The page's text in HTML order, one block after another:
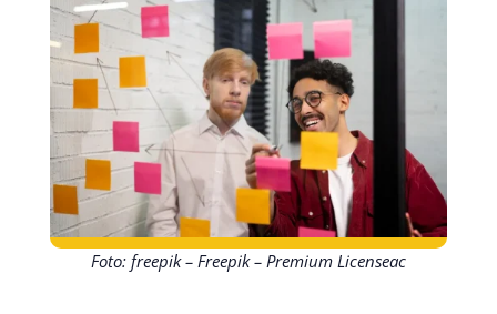
Foto: freepik – Freepik – Premium Licenseac